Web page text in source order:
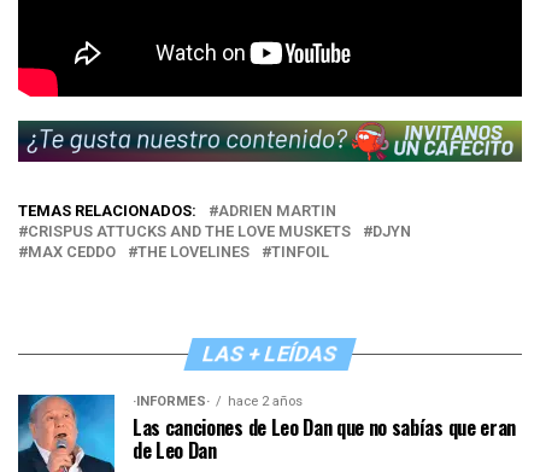
TEMAS RELACIONADOS:
ADRIEN MARTIN
CRISPUS ATTUCKS AND THE LOVE MUSKETS
DJYN
MAX CEDDO
THE LOVELINES TINFOIL
LAS + LEÍDAS
·INFORMES· hace 2 años
Las canciones de Leo Dan que no sabías que eran
de Leo Dan